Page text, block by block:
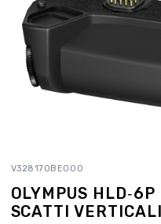
V328170BE000
OLYMPUS
SCATTI VERTICALI